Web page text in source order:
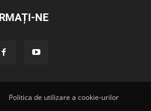
NE
Politica de utilizare a cookie-urilor